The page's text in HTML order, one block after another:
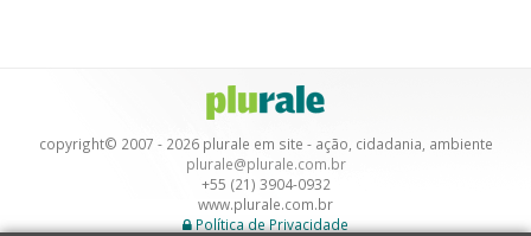
copyright© 2007 - 2026 plurale em site - ação, cidadania, ambiente
plurale@plurale.com.br
+55 (21) 3904-0932
www.plurale.com.br
Política de Privacidade